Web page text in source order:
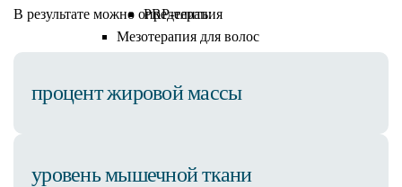
PRP-терапия
Мезотерапия для волос
Липолитики
Ellagen
В результате можно определить:
процент жировой массы
уровень мышечной ткани